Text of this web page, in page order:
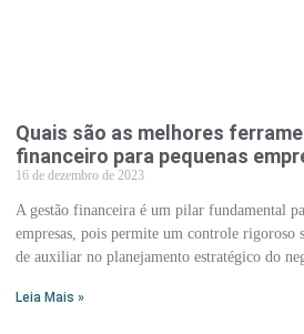
Quais são as melhores
financeiro para pequenas
16 de dezembro de 2023
A gestão financeira é um pilar fundamental
empresas, pois permite um controle rigoroso
de auxiliar no planejamento estratégico do
Leia Mais »